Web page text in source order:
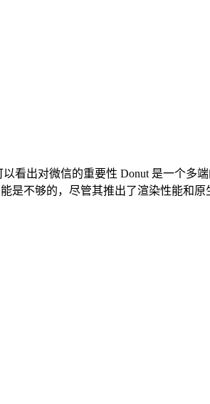
看出对微信的重要性 Donut 是一个
是不够的，尽管其推出了渲染性能和